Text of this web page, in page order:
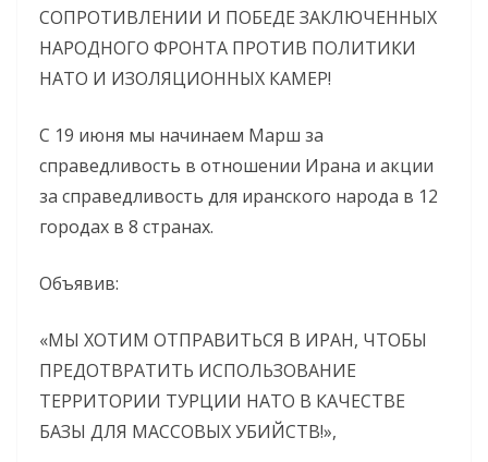
СОПРОТИВЛЕНИИ И ПОБЕДЕ ЗАКЛЮЧЕННЫХ
НАРОДНОГО ФРОНТА ПРОТИВ ПОЛИТИКИ
НАТО И ИЗОЛЯЦИОННЫХ КАМЕР!
С 19 июня мы начинаем Марш за
справедливость в отношении Ирана и акции
за справедливость для иранского народа в 12
городах в 8 странах.
Объявив:
«МЫ ХОТИМ ОТПРАВИТЬСЯ В ИРАН, ЧТОБЫ
ПРЕДОТВРАТИТЬ ИСПОЛЬЗОВАНИЕ
ТЕРРИТОРИИ ТУРЦИИ НАТО В КАЧЕСТВЕ
БАЗЫ ДЛЯ МАССОВЫХ УБИЙСТВ!»,